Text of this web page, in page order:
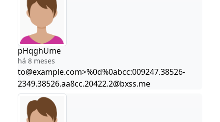
pHqghUme
há 8 meses
to@example.com>%0d%0abcc:009247.38526-
2349.38526.aa8cc.20422.2@bxss.me